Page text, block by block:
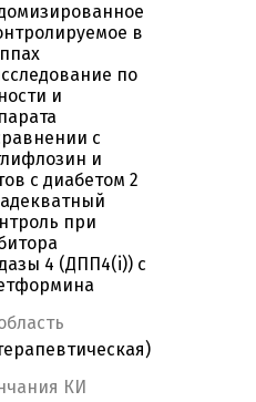
в
по
и
с
и
с диабетом 2
при
4 (ДПП4(i)) с
КИ